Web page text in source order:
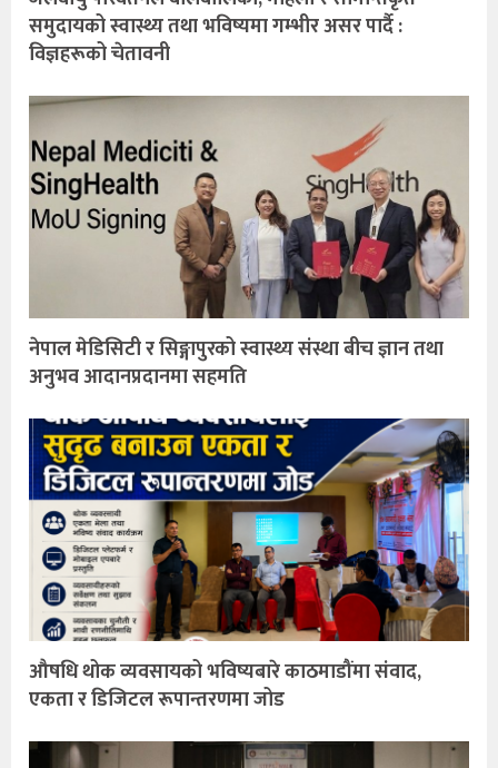
समुदायको स्वास्थ्य तथा भविष्यमा गम्भीर असर पार्दै :
विज्ञहरूको चेतावनी
नेपाल मेडिसिटी र सिङ्गापुरको स्वास्थ्य संस्था बीच ज्ञान तथा
अनुभव आदानप्रदानमा सहमति
औषधि थोक व्यवसायको भविष्यबारे काठमाडौंमा संवाद,
एकता र डिजिटल रूपान्तरणमा जोड